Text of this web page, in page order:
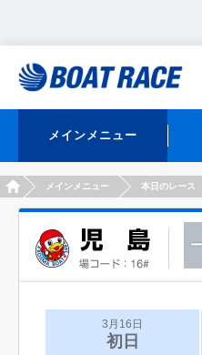
メインメニュー
HOMEメインメニュー 本日のレース
3月16日
初日